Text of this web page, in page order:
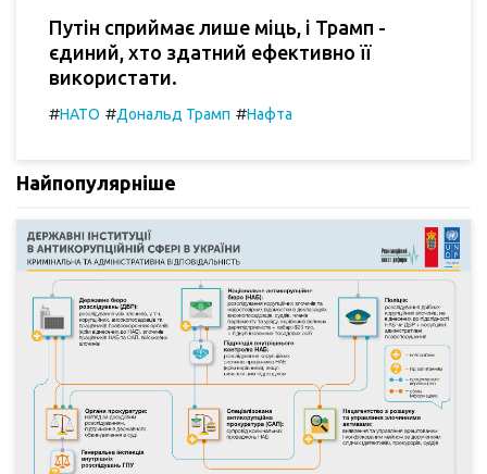
Путін сприймає лише міць, і Трамп -
єдиний, хто здатний ефективно її
використати.
#НАТО #Дональд Трамп #Нафта
Найпопулярніше